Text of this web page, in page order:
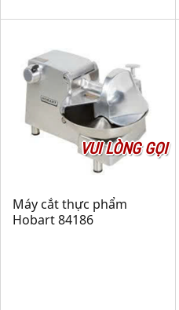
VUI LÒNG GỌI
Máy cắt thực phẩm
Hobart 84186